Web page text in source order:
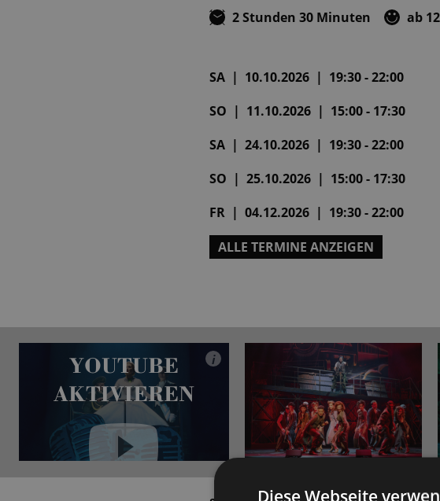
2 Stunden 30 Minuten ab
SA | 10.10.2026 | 19:30 - 22:00
SO | 11.10.2026 | 15:00 - 17:30
SA | 24.10.2026 | 19:30 - 22:00
SO | 25.10.2026 | 15:00 - 17:30
FR | 04.12.2026 | 19:30 - 22:00
ALLE TERMINE ANZEIGEN
YOUTUBE
AKTIVIEREN
i
Diese Webseite